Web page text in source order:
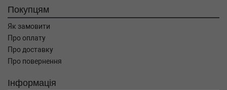
Покупцям
Як замовити
Про оплату
Про доставку
Про повернення
Інформація